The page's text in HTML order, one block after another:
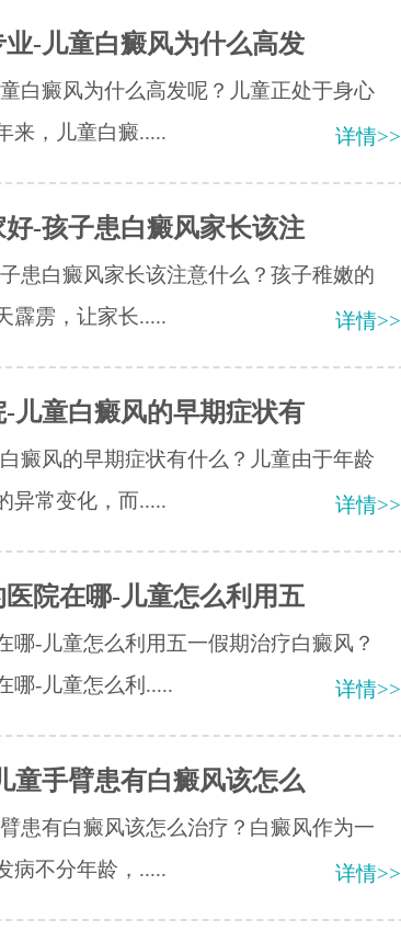
-儿童白癜风为什么高发
白癜风为什么高发呢？儿童正处于身心
来，儿童白癜.....
详情>>
-孩子患白癜风家长该注
患白癜风家长该注意什么？孩子稚嫩的
霹雳，让家长.....
详情>>
儿童白癜风的早期症状有
癜风的早期症状有什么？儿童由于年龄
异常变化，而.....
详情>>
院在哪-儿童怎么利用五
哪-儿童怎么利用五一假期治疗白癜风？
哪-儿童怎么利.....
详情>>
童手臂患有白癜风该怎么
患有白癜风该怎么治疗？白癜风作为一
病不分年龄，.....
详情>>